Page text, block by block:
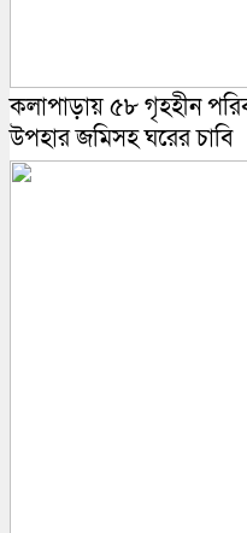
কলাপাড়ায় ৫৮ গৃহহীন
উপহার জমিসহ ঘরের চাবি